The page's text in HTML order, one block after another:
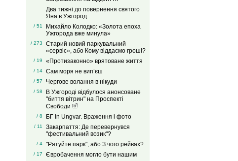
Два тижні до повернення святого
Яна в Ужгород
/ 51
Михайло Колодко: «Золота епоха
Ужгорода вже минула»
/ 273
Старий новий паркувальний
«сервіс», або Кому віддаємо гроші?
/ 19 «Протизаконно» врятоване життя
/ 14 Сам моря не вип’єш
/ 57 Чергове волання в нікуди
/ 58
В Ужгороді відбулося анонсоване
"биття вітрин" на Проспекті
Свободи
/ 8 БГ in Ungvar. Враження і фото
/ 11
Закарпаття: Де перевернувся
"фестивальний возик"?
/ 4 "Рятуйте парк", або З чого рейвах?
/ 17 Євробачення могло бути нашим